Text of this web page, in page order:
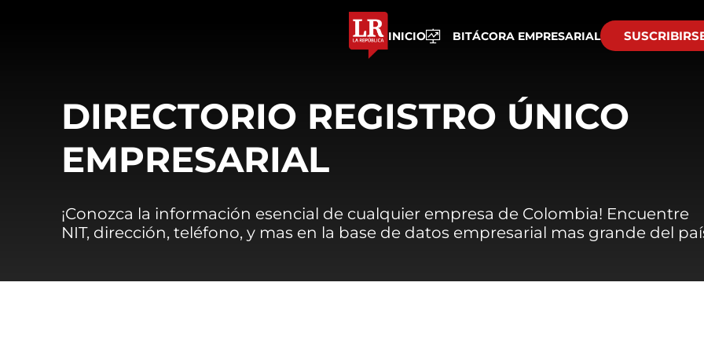
INICIO BITÁCORA EMPRESARIAL
DIRECTORIO REGISTRO ÚNICO
EMPRESARIAL
¡Conozca la información esencial de cualquier empresa de Colombia! Encuentre
NIT, dirección, teléfono, y mas en la base de datos empresarial mas grande del